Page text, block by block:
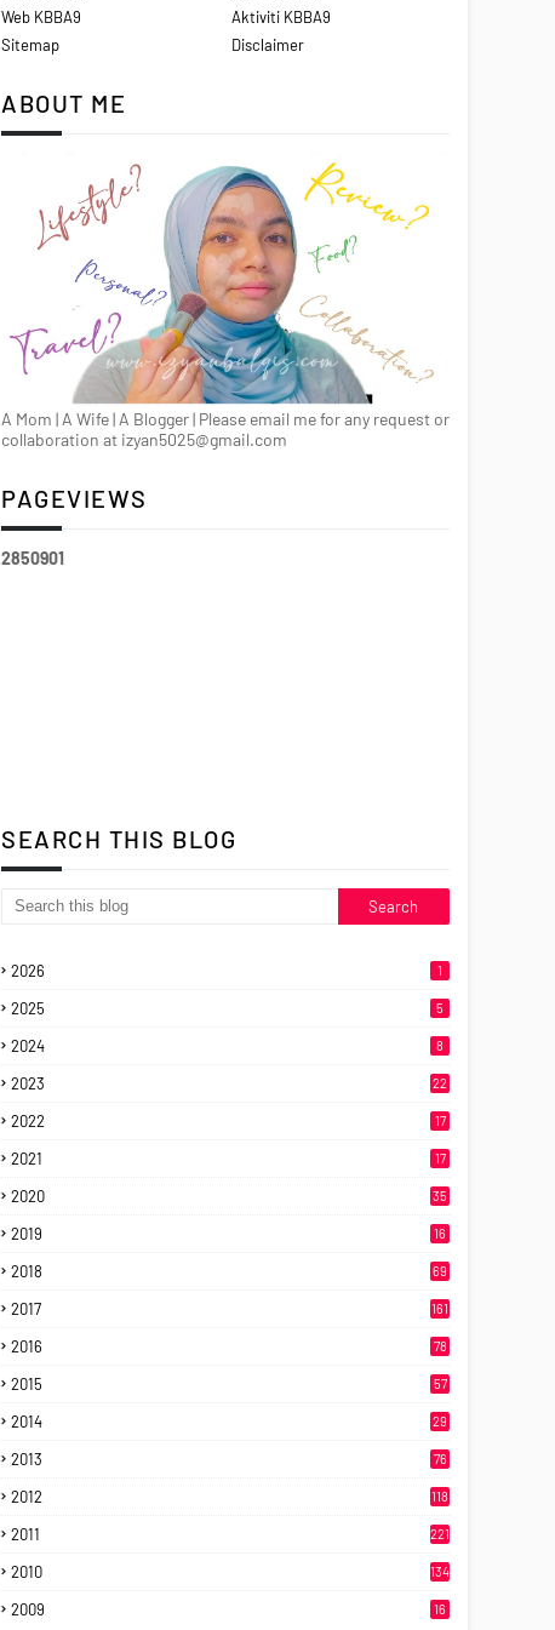
Web KBBA9
Aktiviti KBBA9
Sitemap
Disclaimer
ABOUT ME
A Mom | A Wife | A Blogger | Please email me for any request or
collaboration at izyan5025@gmail.com
PAGEVIEWS
2850901
SEARCH THIS BLOG
2026 1
2025 5
2024 8
2023 22
2022 17
2021 17
2020 35
2019 16
2018 69
2017 161
2016 78
2015 57
2014 29
2013 76
2012 118
2011 221
2010 134
2009 16